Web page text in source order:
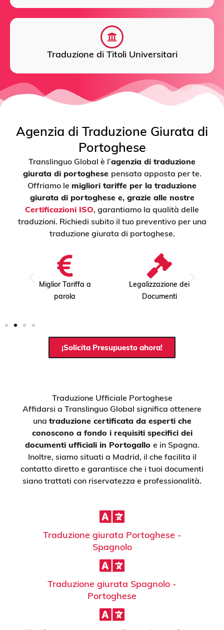
Traduzione di Titoli Universitari
Agenzia di Traduzione Giurata di
Portoghese
Translinguo Global è l’agenzia di traduzione
giurata di portoghese pensata apposta per te.
Offriamo le migliori tariffe per la traduzione
giurata di portoghese e, grazie alle nostre
Certificazioni ISO, garantiamo la qualità delle
traduzioni. Richiedi subito il tuo preventivo per una
traduzione giurata di portoghese.
Miglior Tariffa a
parola
Legalizzazione dei
Documenti
¡Solicita Presupuesto ahora!
Traduzione Ufficiale Portoghese
Affidarsi a Translinguo Global significa ottenere
una traduzione certificata da esperti che
conoscono a fondo i requisiti specifici dei
documenti ufficiali in Portogallo e in Spagna.
Inoltre, siamo situati a Madrid, il che facilita il
contatto diretto e garantisce che i tuoi documenti
siano trattati con riservatezza e professionalità.
Traduzione giurata Portoghese -
Spagnolo
Traduzione giurata Spagnolo -
Portoghese